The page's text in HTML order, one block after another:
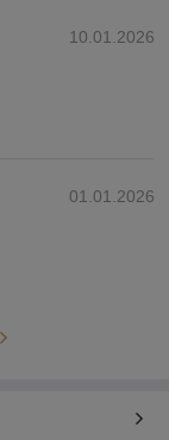
10.01.2026
01.01.2026